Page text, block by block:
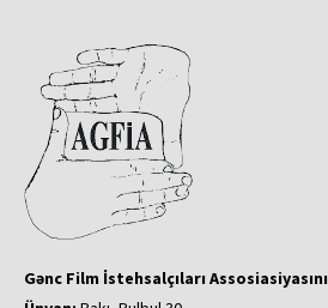
Gənc Film İstehsalçıları